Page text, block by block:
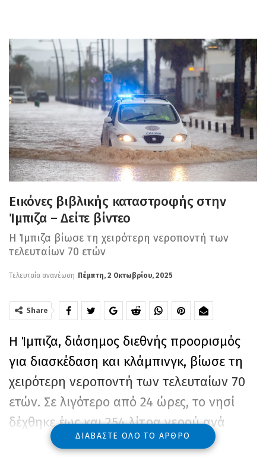
Εικόνες βιβλικής καταστροφής στην
Ίμπιζα – Δείτε βίντεο
Η Ίμπιζα βίωσε τη χειρότερη νεροποντή των
τελευταίων 70 ετών
Τελευταία ανανέωση Πέμπτη, 2 Οκτωβρίου, 2025
Share
Η Ίμπιζα, διάσημος διεθνής προορισμός
για διασκέδαση και κλάμπινγκ, βίωσε τη
χειρότερη νεροποντή των τελευταίων 70
ετών. Σε λιγότερο από 24 ώρες, το νησί
δέχθηκε έως και 254 λίτρα νερού ανά
τετραγωνικό μέτρο, σύμφωνα με την
ΔΙΑΒΆΣΤΕ ΌΛΟ ΤΟ ΆΡΘΡΟ